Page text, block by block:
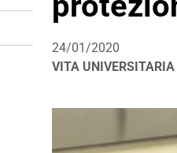
24/01/2020
VITA UNIVERSITARIA